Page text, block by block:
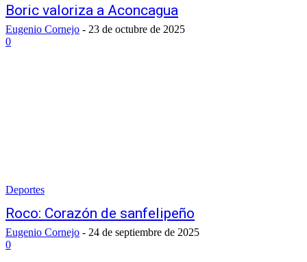
Boric valoriza a Aconcagua
Eugenio Cornejo - 23 de octubre de 2025
0
Deportes
Roco: Corazón de sanfelipeño
Eugenio Cornejo - 24 de septiembre de 2025
0